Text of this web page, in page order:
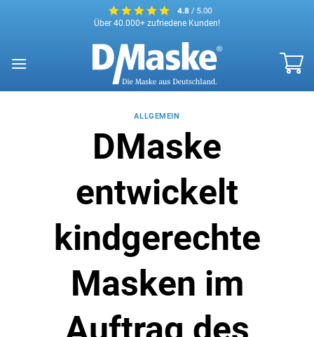
Über 40.000+ zufriedene Kunden!
ALLGEMEIN
DMaske
entwickelt
kindgerechte
Masken im